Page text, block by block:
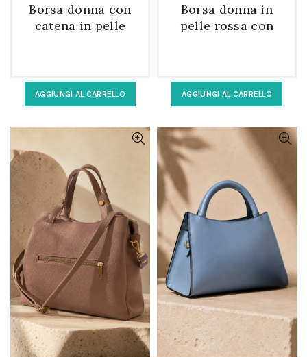
Borsa donna con
catena in pelle
AGGIUNGI AL CARRELLO
Borsa donna in
pelle rossa con
AGGIUNGI AL CARRELLO